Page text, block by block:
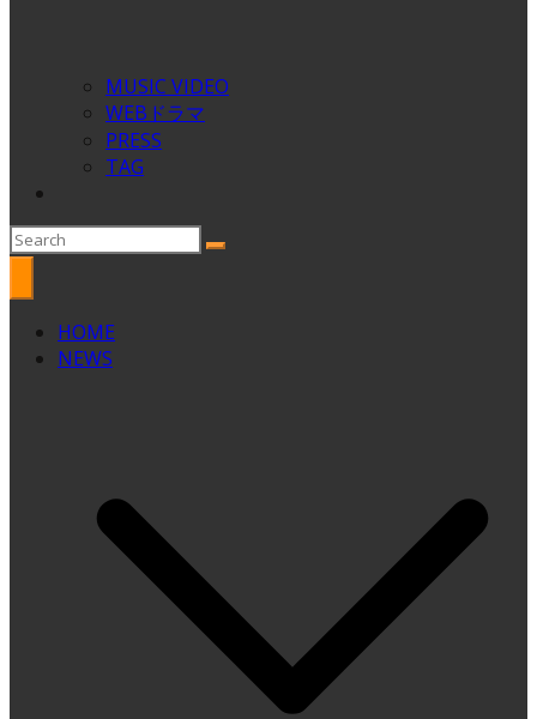
MUSIC VIDEO
WEBドラマ
PRESS
TAG
HOME
NEWS